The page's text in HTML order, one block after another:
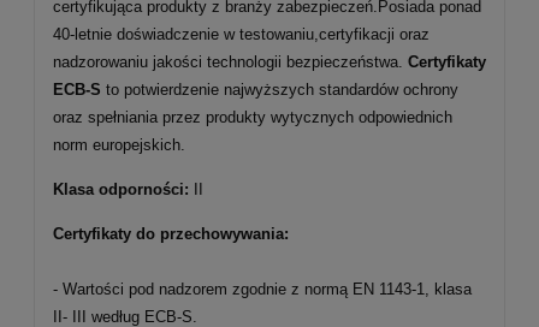
certyfikująca produkty z branży zabezpieczeń.Posiada ponad
40-letnie doświadczenie w testowaniu,certyfikacji oraz
nadzorowaniu jakości technologii bezpieczeństwa. Certyfikaty
ECB-S to potwierdzenie najwyższych standardów ochrony
oraz spełniania przez produkty wytycznych odpowiednich
norm europejskich.
Klasa odporności:
Certyfikaty do przechowywania:
- Wartości pod nadzorem zgodnie z normą EN 1143-1, klasa
II- III według ECB-S.